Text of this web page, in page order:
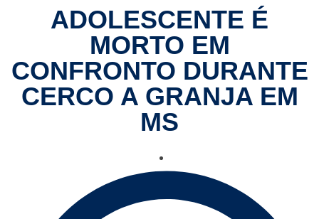
ADOLESCENTE É
MORTO EM
CONFRONTO DURANTE
CERCO A GRANJA EM
MS